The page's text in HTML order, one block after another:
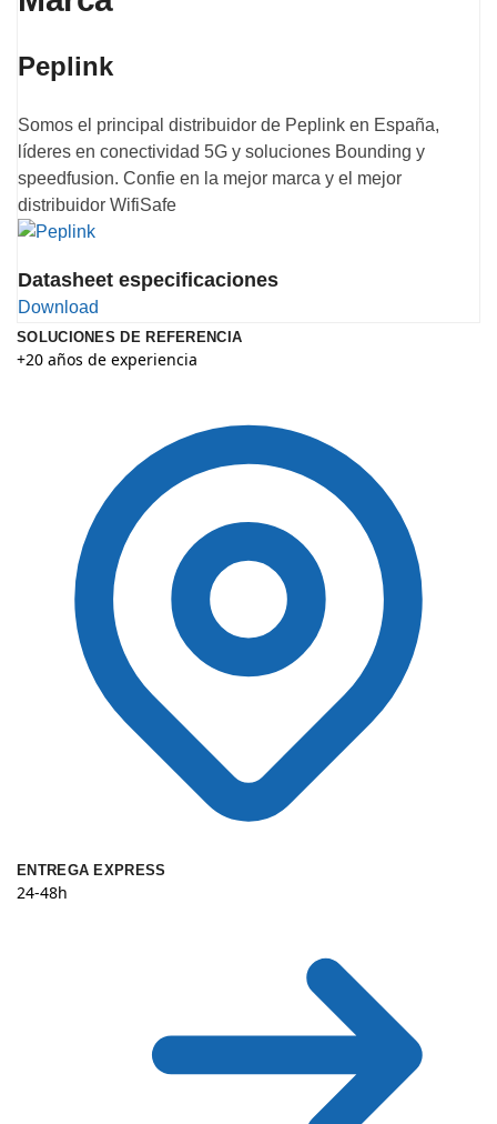
Peplink
Somos el principal distribuidor de Peplink en España,
líderes en conectividad 5G y soluciones Bounding y
speedfusion. Confie en la mejor marca y el mejor
distribuidor WifiSafe
Datasheet especificaciones
Download
SOLUCIONES DE REFERENCIA
+20 años de experiencia
ENTREGA EXPRESS
24-48h